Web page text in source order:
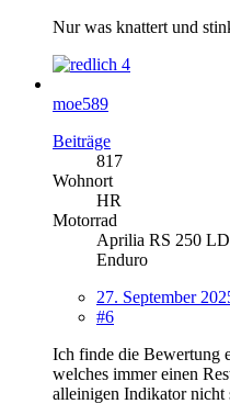
Nur was knattert und
4
moe589
Beiträge
817
Wohnort
HR
Motorrad
Aprilia RS 250 LD
Enduro
27. September
#6
Ich finde die Bewertung
welches immer einen
alleinigen Indikator nicht